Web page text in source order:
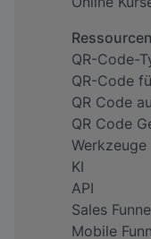
Ressourcen
QR-Code-
QR-Code
QR Code
QR Code
Werkzeuge
KI
API
Sales
Mobile